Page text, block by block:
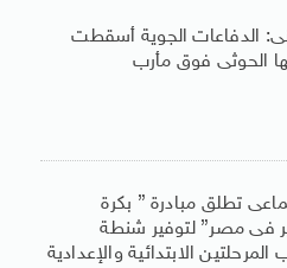
الدفاعات الجوية أسقطت
الحوثى فوق مأرب
تطلق مبادرة ” بكرة
فى مصر” لتوفير شنطة
الابتدائية والإعدادية